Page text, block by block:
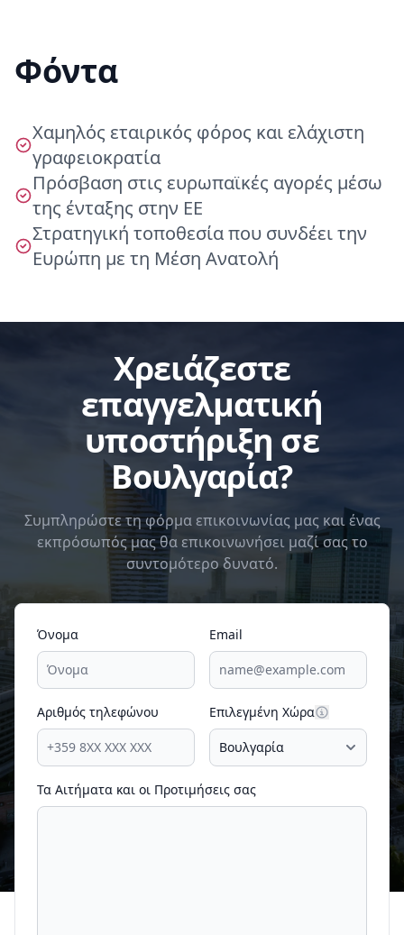
Φόντα
Χαμηλός εταιρικός φόρος και ελάχιστη
γραφειοκρατία
Πρόσβαση στις ευρωπαϊκές αγορές μέσω
της ένταξης στην ΕΕ
Στρατηγική τοποθεσία που συνδέει την
Ευρώπη με τη Μέση Ανατολή
Χρειάζεστε
επαγγελματική
υποστήριξη σε
Βουλγαρία?
Συμπληρώστε τη φόρμα επικοινωνίας μας και ένας
εκπρόσωπός μας θα επικοινωνήσει μαζί σας το
συντομότερο δυνατό.
Όνομα Email
Αριθμός τηλεφώνου Επιλεγμένη Χώρα
Τα Αιτήματα και οι Προτιμήσεις σας